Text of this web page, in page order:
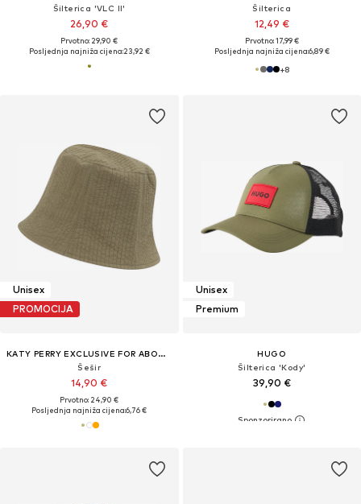
Šilterica 'VLC II'
26,90 €
Prvotno: 29,90 €
Posljednja najniža cijena:23,92 €
Šilterica
12,49 €
Prvotno: 17,99 €
Posljednja najniža cijena:6,89 €
+8
Unisex
PROMOCIJA
KATY PERRY EXCLUSIVE FOR ABOUT YOU
Šešir
14,90 €
Prvotno: 24,90 €
Posljednja najniža cijena:6,76 €
Unisex
Premium
HUGO
Šilterica 'Kody'
39,90 €